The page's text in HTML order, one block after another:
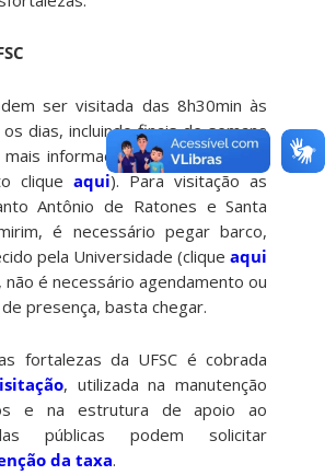
ser visitada das 8h30min às
dias, incluindo finais de semana
informações sobre o horário
clique aqui). Para visitação as
Antônio de Ratones e Santa
é necessário pegar barco,
pela Universidade (cliqueaqui
é necessário agendamento ou
presença, basta chegar.
fortalezas da UFSC é cobrada
, utilizada na manutenção
e na estrutura de apoio ao
públicas podem solicitar
da taxa.